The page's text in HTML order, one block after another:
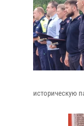
историческую